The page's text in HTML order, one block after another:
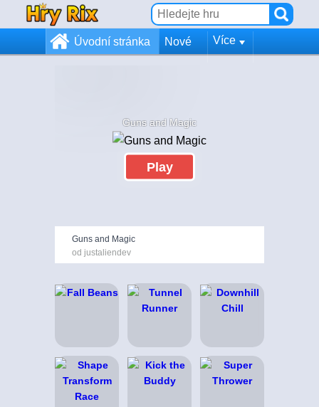
Úvodní stránka Nové Více
Guns and Magic
Play
Guns and Magic
od justaliendev